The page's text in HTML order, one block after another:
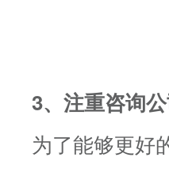
3、注重咨询
为了能够更好